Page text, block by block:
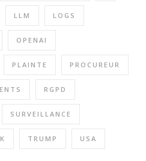
LLM LOGS
OPENAI
PLAINTE PROCUREUR
RGPD
SURVEILLANCE
TRUMP USA